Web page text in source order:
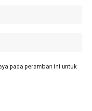
pada peramban ini untuk